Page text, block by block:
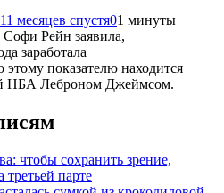
11 месяцев спустя01 минуты
Софи Рейн заявила,
заработала
показателю находится
НБА Леброном Джеймсом.
чтобы сохранить зрение,
парте